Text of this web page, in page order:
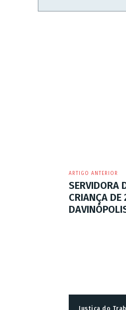
ARTIGO ANTERIOR
SERVIDORA
CRIANÇA DE
Justiça do